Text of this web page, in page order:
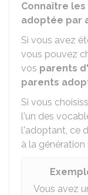
Connaître
adoptée par
Si vous avez
vous pouvez
vos parents
parents
Si vous
l'un des
l'adoptant, ce
à la génération
Vous avez